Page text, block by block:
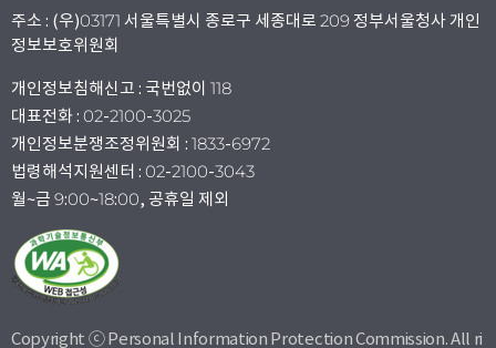
주소 : (우)03171 서울특별시 종로구 세종대로 209 정부서울청사 개인
정보보호위원회
개인정보침해신고 : 국번없이 118
대표전화 : 02-2100-3025
개인정보분쟁조정위원회 : 1833-6972
법령해석지원센터 : 02-2100-3043
월~금 9:00~18:00, 공휴일 제외
Copyright ⓒ Personal Information Protection Commission. All ri